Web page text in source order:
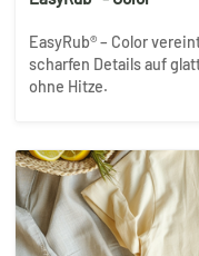
EasyRub® – Color
scharfen Details auf
ohne Hitze.